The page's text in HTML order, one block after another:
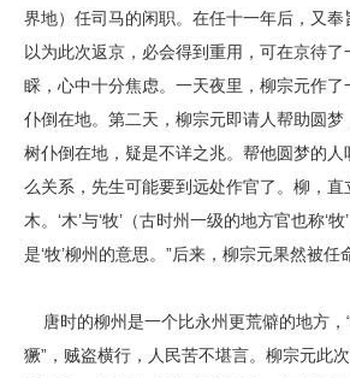
界地）任司马的闲职。在任十一年后，又
以为此次返京，必会得到重用，可在京待
睬，心中十分焦虑。一天夜里，柳宗元作
仆倒在地。第二天，柳宗元即请人帮助圆
树仆倒在地，疑是不详之兆。帮他圆梦的人
么关系，先生可能要到远处作官了。柳，直
木。‘木’与‘牧’（古时州一级的地方官也称‘牧
是‘牧’柳州的意思。”后来，柳宗元果然被任
唐时的柳州是一个比永州更荒僻的地方，
獗”，贼盗横行，人民苦不堪言。柳宗元此